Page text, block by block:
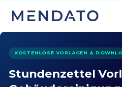
KOSTENLOSE VORLAGEN &
Stundenzettel